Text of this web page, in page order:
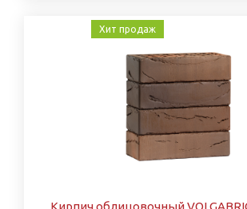
Хит продаж
Кирпич облицовочный